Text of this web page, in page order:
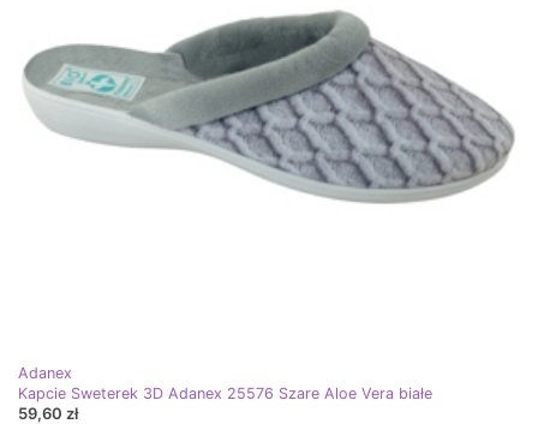
Adanex
Kapcie Sweterek 3D Adanex 25576 Szare Aloe Vera białe
59,60 zł